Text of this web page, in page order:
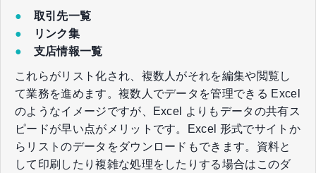
● 取引先一覧
● リンク集
● 支店情報一覧
これらがリスト化され、複数人がそれを編集や閲覧し
て業務を進めます。複数人でデータを管理できる Excel
のようなイメージですが、Excel よりもデータの共有ス
ピードが早い点がメリットです。Excel 形式でサイトか
らリストのデータをダウンロードもできます。資料と
して印刷したり複雑な処理をしたりする場合はこのダ